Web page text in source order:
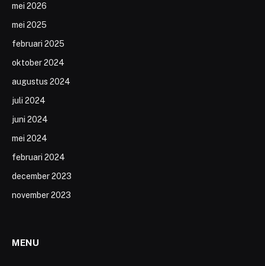
mei 2026
mei 2025
februari 2025
oktober 2024
augustus 2024
juli 2024
juni 2024
mei 2024
februari 2024
december 2023
november 2023
MENU